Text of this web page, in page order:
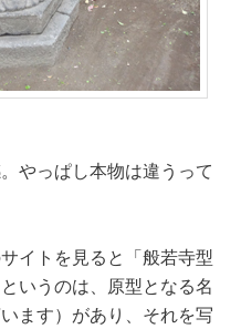
やっぱし本物は違うって
イトを見ると「般若寺型
いうのは、原型となる名
ます）があり、それを写